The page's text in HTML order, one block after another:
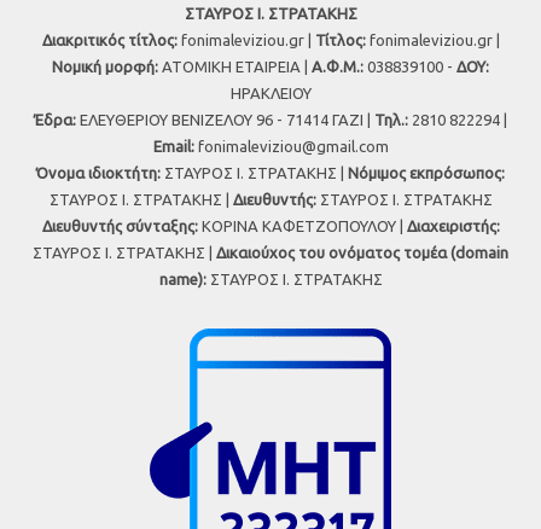
ΣΤΑΥΡΟΣ Ι. ΣΤΡΑΤΑΚΗΣ
Διακριτικός τίτλος:fonimaleviziou.gr | Τίτλος:fonimaleviziou.gr |
Νομική μορφή: ΑΤΟΜΙΚΗ ΕΤΑΙΡΕΙΑ | Α.Φ.Μ.: 038839100 - ΔΟΥ:
ΗΡΑΚΛΕΙΟΥ
Έδρα: ΕΛΕΥΘΕΡΙΟΥ ΒΕΝΙΖΕΛΟΥ 96 - 71414 ΓΑΖΙ | Τηλ.: 2810 822294 |
Εmail: fonimaleviziou@gmail.com
Όνομα ιδιοκτήτη: ΣΤΑΥΡΟΣ Ι. ΣΤΡΑΤΑΚΗΣ | Νόμιμος εκπρόσωπος:
ΣΤΑΥΡΟΣ Ι. ΣΤΡΑΤΑΚΗΣ | Διευθυντής:ΣΤΑΥΡΟΣ Ι. ΣΤΡΑΤΑΚΗΣ
Διευθυντής σύνταξης:ΚΟΡΙΝΑ ΚΑΦΕΤΖΟΠΟΥΛΟΥ | Διαχειριστής:
ΣΤΑΥΡΟΣ Ι. ΣΤΡΑΤΑΚΗΣ | Δικαιούχος του ονόματος τομέα (domain
name):ΣΤΑΥΡΟΣ Ι. ΣΤΡΑΤΑΚΗΣ